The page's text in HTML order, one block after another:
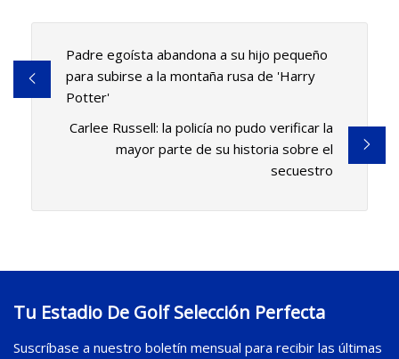
Padre egoísta abandona a su hijo pequeño
para subirse a la montaña rusa de 'Harry
Potter'
Carlee Russell: la policía no pudo verificar la
mayor parte de su historia sobre el
secuestro
Tu Estadio De Golf Selección Perfecta
Suscríbase a nuestro boletín mensual para recibir las últimas